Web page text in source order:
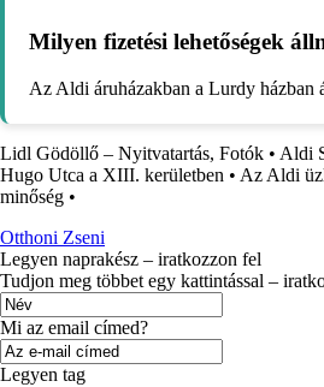
Milyen fizetési lehetőségek
Az Aldi áruházakban a Lurdy házban
Lidl Gödöllő – Nyitvatartás, Fotók • Aldi
Hugo Utca a XIII. kerületben • Az Aldi
minőség •
Otthoni Zseni
Legyen naprakész – iratkozzon fel
Tudjon meg többet egy kattintással –
Mi az email címed?
Legyen tag